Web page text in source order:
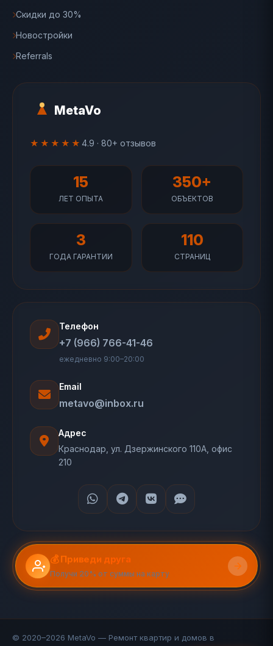
MetaVo
★★★★★ 4.9 · 80+ отзывов
15
ЛЕТ ОПЫТА
350+
ОБЪЕКТОВ
3
ГОДА ГАРАНТИИ
110
СТРАНИЦ
Скидки до 30%
Новостройки
Referrals
Телефон
+7 (966) 766-41-46
ежедневно 9:00–20:00
Email
metavo@inbox.ru
Адрес
Краснодар, ул. Дзержинского 110А, офис
210
💰 Приведи друга
Получи 20% от суммы на карту
© 2020–2026 MetaVo — Ремонт квартир и домов в